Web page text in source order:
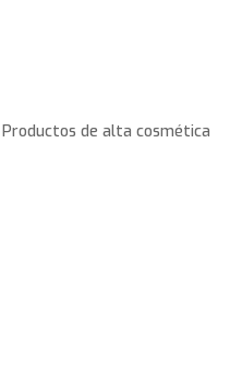
Productos de alta cosmética